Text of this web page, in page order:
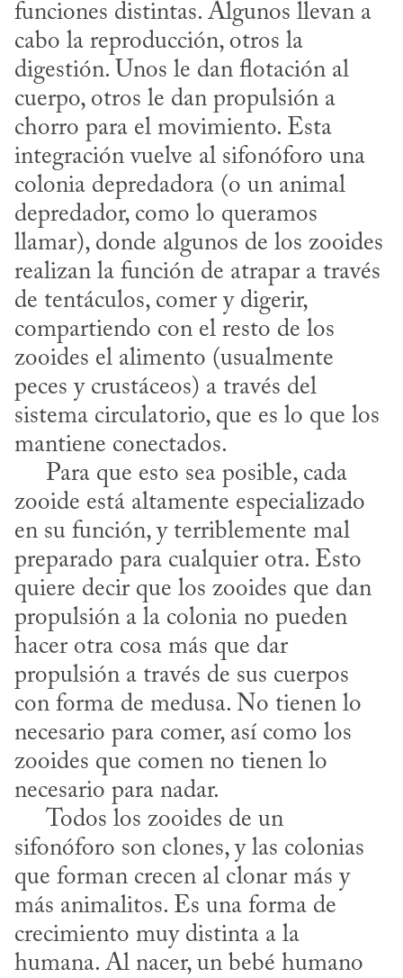
funciones distintas. Algunos llevan a
cabo la reproducción, otros la
digestión. Unos le dan flotación al
cuerpo, otros le dan propulsión a
chorro para el movimiento. Esta
integración vuelve al sifonóforo una
colonia depredadora (o un animal
depredador, como lo queramos
llamar), donde algunos de los zooides
realizan la función de atrapar a través
de tentáculos, comer y digerir,
compartiendo con el resto de los
zooides el alimento (usualmente
peces y crustáceos) a través del
sistema circulatorio, que es lo que los
mantiene conectados.
zooide está altamente especializado
en su función, y terriblemente mal
preparado para cualquier otra. Esto
quiere decir que los zooides que dan
propulsión a la colonia no pueden
hacer otra cosa más que dar
propulsión a través de sus cuerpos
con forma de medusa. No tienen lo
necesario para comer, así como los
zooides que comen no tienen lo
necesario para nadar.
sifonóforo son clones, y las colonias
que forman crecen al clonar más y
más animalitos. Es una forma de
crecimiento muy distinta a la
humana. Al nacer, un bebé humano